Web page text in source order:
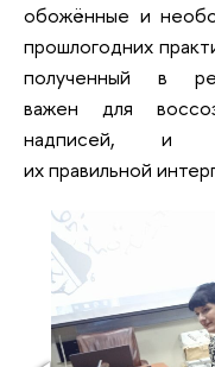
обожённые и
прошлогодних
полученный в
важен для
надписей, и
их правильной